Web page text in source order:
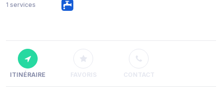
1 services
ITINÉRAIRE FAVORIS CONTACT